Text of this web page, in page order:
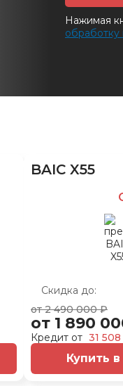
Нажимая
обработку
BAIC X55
Скидка до:
от 2 490 000 ₽
от 1 890
Кредит от 31
Купить